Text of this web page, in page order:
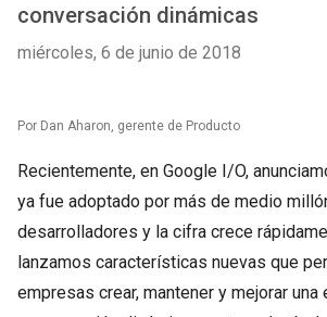
conversación dinámicas
miércoles, 6 de junio de 2018
Por Dan Aharon, gerente de Producto
Recientemente, en Google I/O,
ya fue adoptado por más de medio
desarrolladores y la cifra crece
lanzamos características nuevas que
empresas crear, mantener y mejorar una